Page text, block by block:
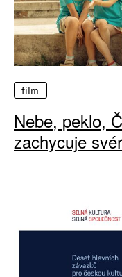
film
Nebe, peklo,
zachycuje